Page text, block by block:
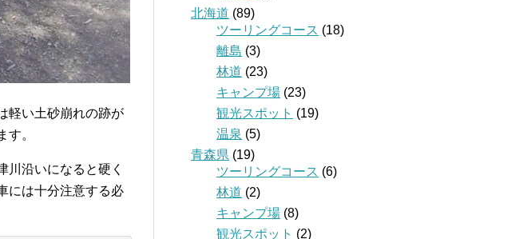
軽い土砂崩れの跡が
。
川沿いになると硬く
には十分注意する必
北海道 (89)
ツーリングコース (18)
離島 (3)
林道 (23)
キャンプ場 (23)
観光スポット (19)
温泉 (5)
青森県 (19)
ツーリングコース (6)
林道 (2)
キャンプ場 (8)
観光スポット (2)